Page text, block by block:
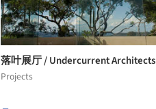
落叶展厅 / Undercurrent Architects
Projects